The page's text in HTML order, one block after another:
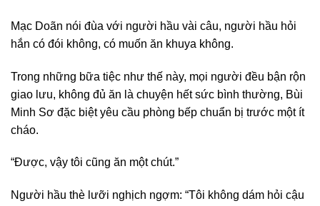
Mạc Doãn nói đùa với người hầu vài câu, người hầu hỏi
hắn có đói không, có muốn ăn khuya không.
Trong những bữa tiệc như thế này, mọi người đều bận rộn
giao lưu, không đủ ăn là chuyện hết sức bình thường, Bùi
Minh Sơ đặc biệt yêu cầu phòng bếp chuẩn bị trước một ít
cháo.
“Được, vậy tôi cũng ăn một chút.”
Người hầu thè lưỡi nghịch ngợm: “Tôi không dám hỏi cậu